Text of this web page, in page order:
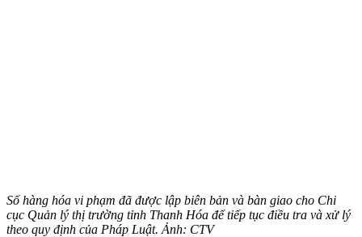
Số hàng hóa vi phạm đã được lập biên bản và bàn giao cho Chi
cục Quản lý thị trường tỉnh Thanh Hóa để tiếp tục điều tra và xử lý
theo quy định của Pháp Luật. Ảnh: CTV